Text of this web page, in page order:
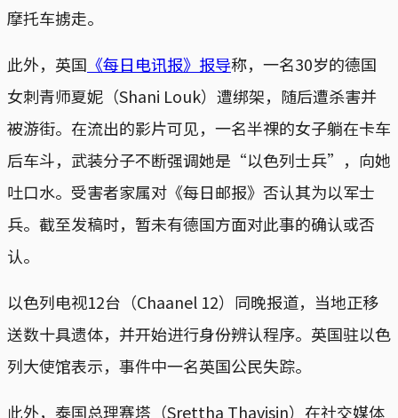
摩托车掳走。
此外，英国 《每日电讯报》报导称，一名30岁的德国
女刺青师夏妮（Shani Louk）遭绑架，随后遭杀害并
被游街。在流出的影片可见，一名半祼的女子躺在卡车
后车斗，武装分子不断强调她是“以色列士兵”，向她
吐口水。受害者家属对《每日邮报》否认其为以军士
兵。截至发稿时，暂未有德国方面对此事的确认或否
认。
以色列电视12台（Chaanel 12）同晚报道，当地正移
送数十具遗体，并开始进行身份辨认程序。英国驻以色
列大使馆表示，事件中一名英国公民失踪。
此外，泰国总理赛塔（Srettha Thavisin）在社交媒体